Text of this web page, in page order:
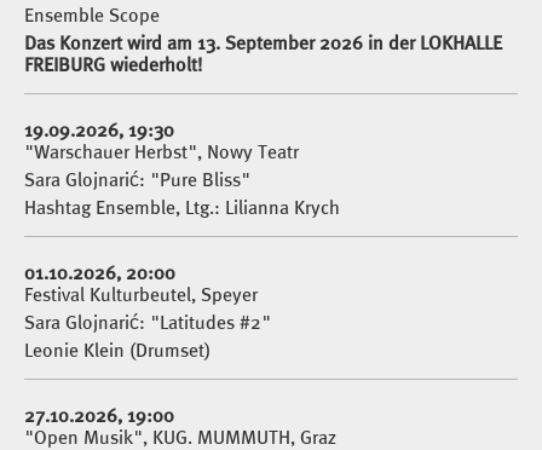
Ensemble Scope
Das Konzert wird am 13. September 2026 in der LOKHALLE
FREIBURG wiederholt!
19.09.2026, 19:30
"Warschauer Herbst", Nowy Teatr
Sara Glojnarić: "Pure Bliss"
Hashtag Ensemble, Ltg.: Lilianna Krych
01.10.2026, 20:00
Festival Kulturbeutel, Speyer
Sara Glojnarić: "Latitudes #2"
Leonie Klein (Drumset)
27.10.2026, 19:00
"Open Musik", KUG. MUMMUTH, Graz